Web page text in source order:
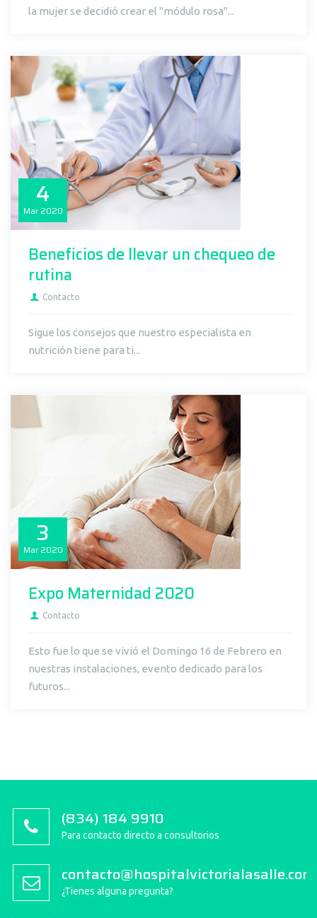
la mujer se decidió crear el "módulo rosa"...
4
Mar 2020
Beneficios de llevar un chequeo de
rutina
Contacto
Sigue los consejos que nuestro especialista en
nutrición tiene para ti...
3
Mar 2020
Expo Maternidad 2020
Contacto
Esto fue lo que se vivió el Domingo 16 de Febrero en
nuestras instalaciones, evento dedicado para los
futuros...
(834) 184 9910
Para contacto directo a consultorios
contacto@hospitalvictorialasalle.com
¿Tienes alguna pregunta?